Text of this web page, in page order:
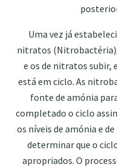
Uma vez já
nitratos
e os de nitratos subir,
está em ciclo. As
fonte de amónia
completado o ciclo
os níveis de amónia e
determinar que o
apropriados. O